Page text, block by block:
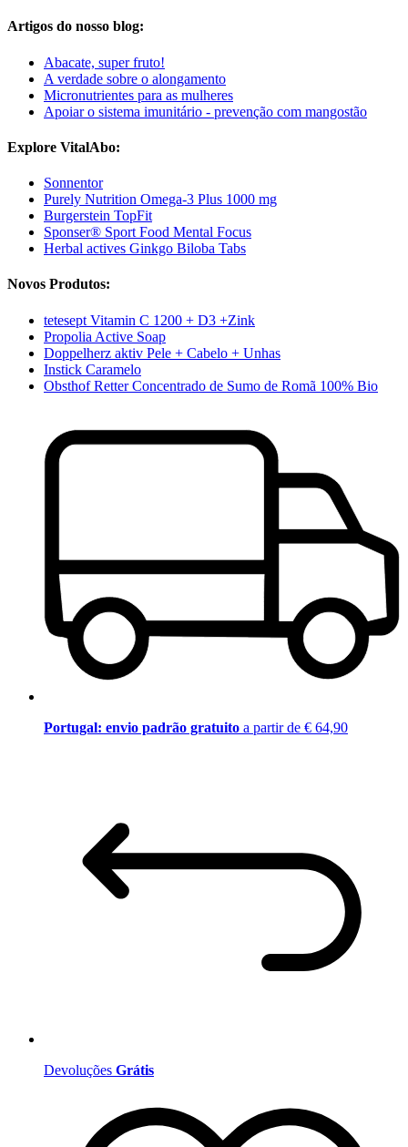
Artigos do nosso blog:
Abacate, super fruto!
A verdade sobre o alongamento
Micronutrientes para as mulheres
Apoiar o sistema imunitário - prevenção com mangostão
Explore VitalAbo:
Sonnentor
Purely Nutrition Omega-3 Plus 1000 mg
Burgerstein TopFit
Sponser® Sport Food Mental Focus
Herbal actives Ginkgo Biloba Tabs
Novos Produtos:
tetesept Vitamin C 1200 + D3 +Zink
Propolia Active Soap
Doppelherz aktiv Pele + Cabelo + Unhas
Instick Caramelo
Obsthof Retter Concentrado de Sumo de Romã 100% Bio
Portugal: envio padrão gratuito a partir de € 64,90
Devoluções Grátis